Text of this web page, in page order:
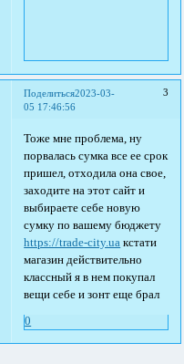
Поделиться 3
2023-03-
05 17:46:56
Тоже мне проблема, ну
порвалась сумка все ее срок
пришел, отходила она свое,
заходите на этот сайт и
выбираете себе новую
сумку по вашему бюджету
https://trade-city.ua кстати
магазин действительно
классный я в нем покупал
вещи себе и зонт еще брал
0